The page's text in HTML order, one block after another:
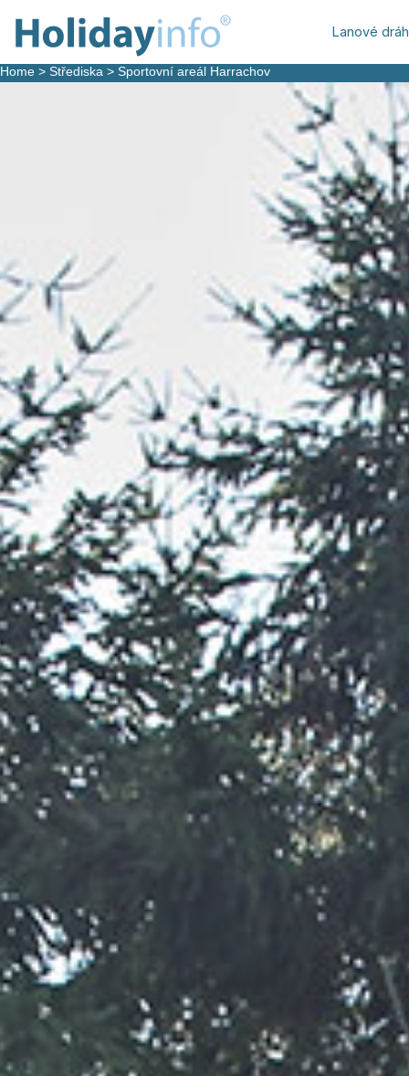
Lanové
Home > Střediska > Sportovní areál Harrachov